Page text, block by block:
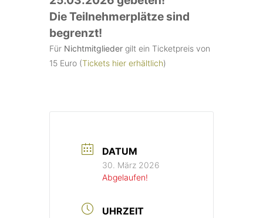
Die Teilnehmerplätze sind
begrenzt!
Für Nichtmitglieder gilt ein Ticketpreis von
15 Euro (Tickets hier erhältlich)
DATUM
30. März 2026
Abgelaufen!
UHRZEIT